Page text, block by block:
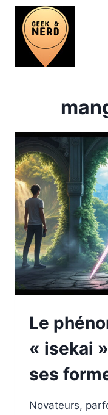
Aller
contenu
Le
« isekai
ses
Novateurs,